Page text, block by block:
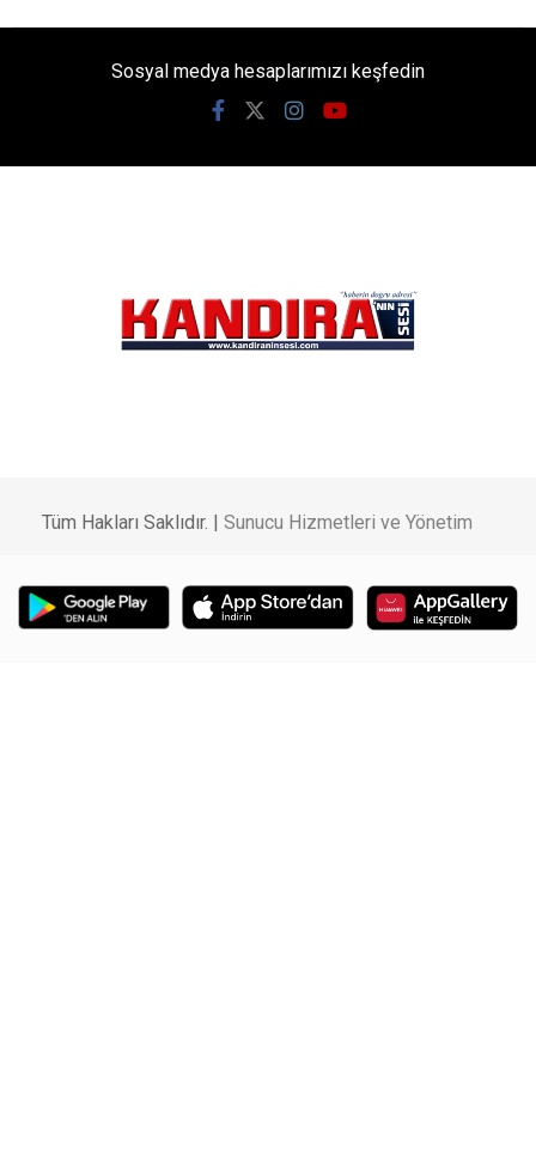
Sosyal medya hesaplarımızı keşfedin
Tüm Hakları Saklıdır. | Sunucu Hizmetleri ve Yönetim